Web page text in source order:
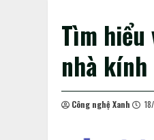
Tìm
nhà kính
Công nghệ Xanh